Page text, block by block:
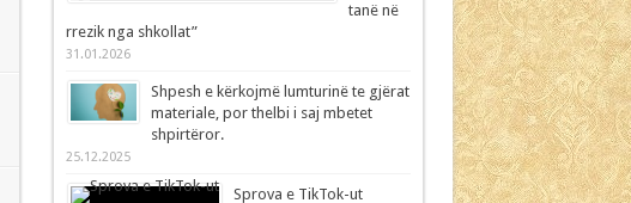
tanë në
rrezik nga shkollat”
31.01.2026
Shpesh e kërkojmë lumturinë te gjërat
materiale, por thelbi i saj mbetet
shpirtëror.
25.12.2025
Sprova e TikTok-ut